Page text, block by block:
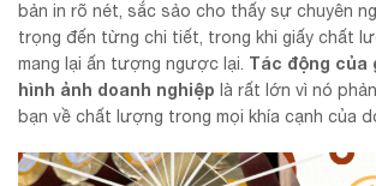
bản in rõ nét, sắc sảo cho thấy sự chuyên
trọng đến từng chi tiết, trong khi giấy chất
mang lại ấn tượng ngược lại. Tác động của
hình ảnh doanh nghiệp là rất lớn vì nó
bạn về chất lượng trong mọi khía cạnh của